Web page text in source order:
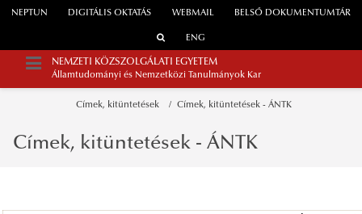
WEBMAIL
NEPTUN DIGITÁLIS OKTATÁS BELSŐ DOKUMENTUMTÁR
ENG
NEMZETI KÖZSZOLGÁLATI EGYETEM
Államtudományi és Nemzetközi Tanulmányok Kar
Címek, kitüntetések Címek, kitüntetések - ÁNTK
Címek, kitüntetések - ÁNTK